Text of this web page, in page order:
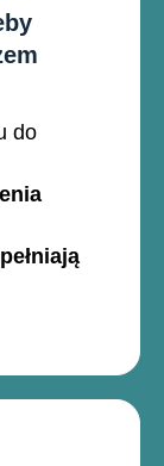
do